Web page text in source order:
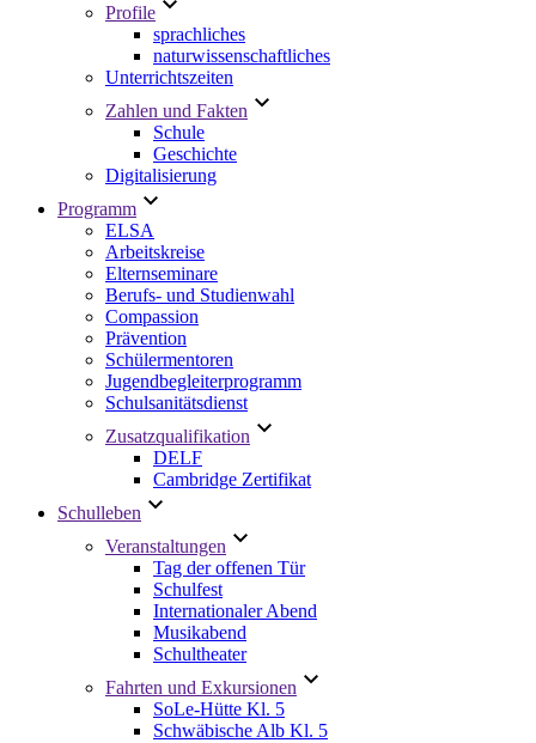
Profile
sprachliches
naturwissenschaftliches
Unterrichtszeiten
Zahlen und Fakten
Schule
Geschichte
Digitalisierung
Programm
ELSA
Arbeitskreise
Elternseminare
Berufs- und Studienwahl
Compassion
Prävention
Schülermentoren
Jugendbegleiterprogramm
Schulsanitätsdienst
Zusatzqualifikation
DELF
Cambridge Zertifikat
Schulleben
Veranstaltungen
Tag der offenen Tür
Schulfest
Internationaler Abend
Musikabend
Schultheater
Fahrten und Exkursionen
SoLe-Hütte Kl. 5
Schwäbische Alb Kl. 5